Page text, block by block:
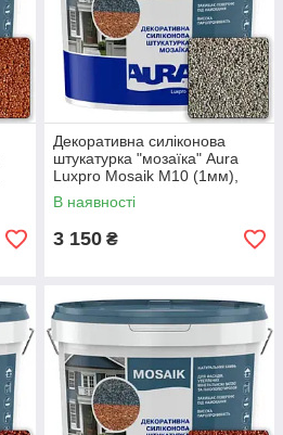
Декоративна силіконова
штукатурка "мозаїка" Aura
Luxpro Mosaik M10 (1мм),
S159, 15кг
В наявності
3 150 ₴